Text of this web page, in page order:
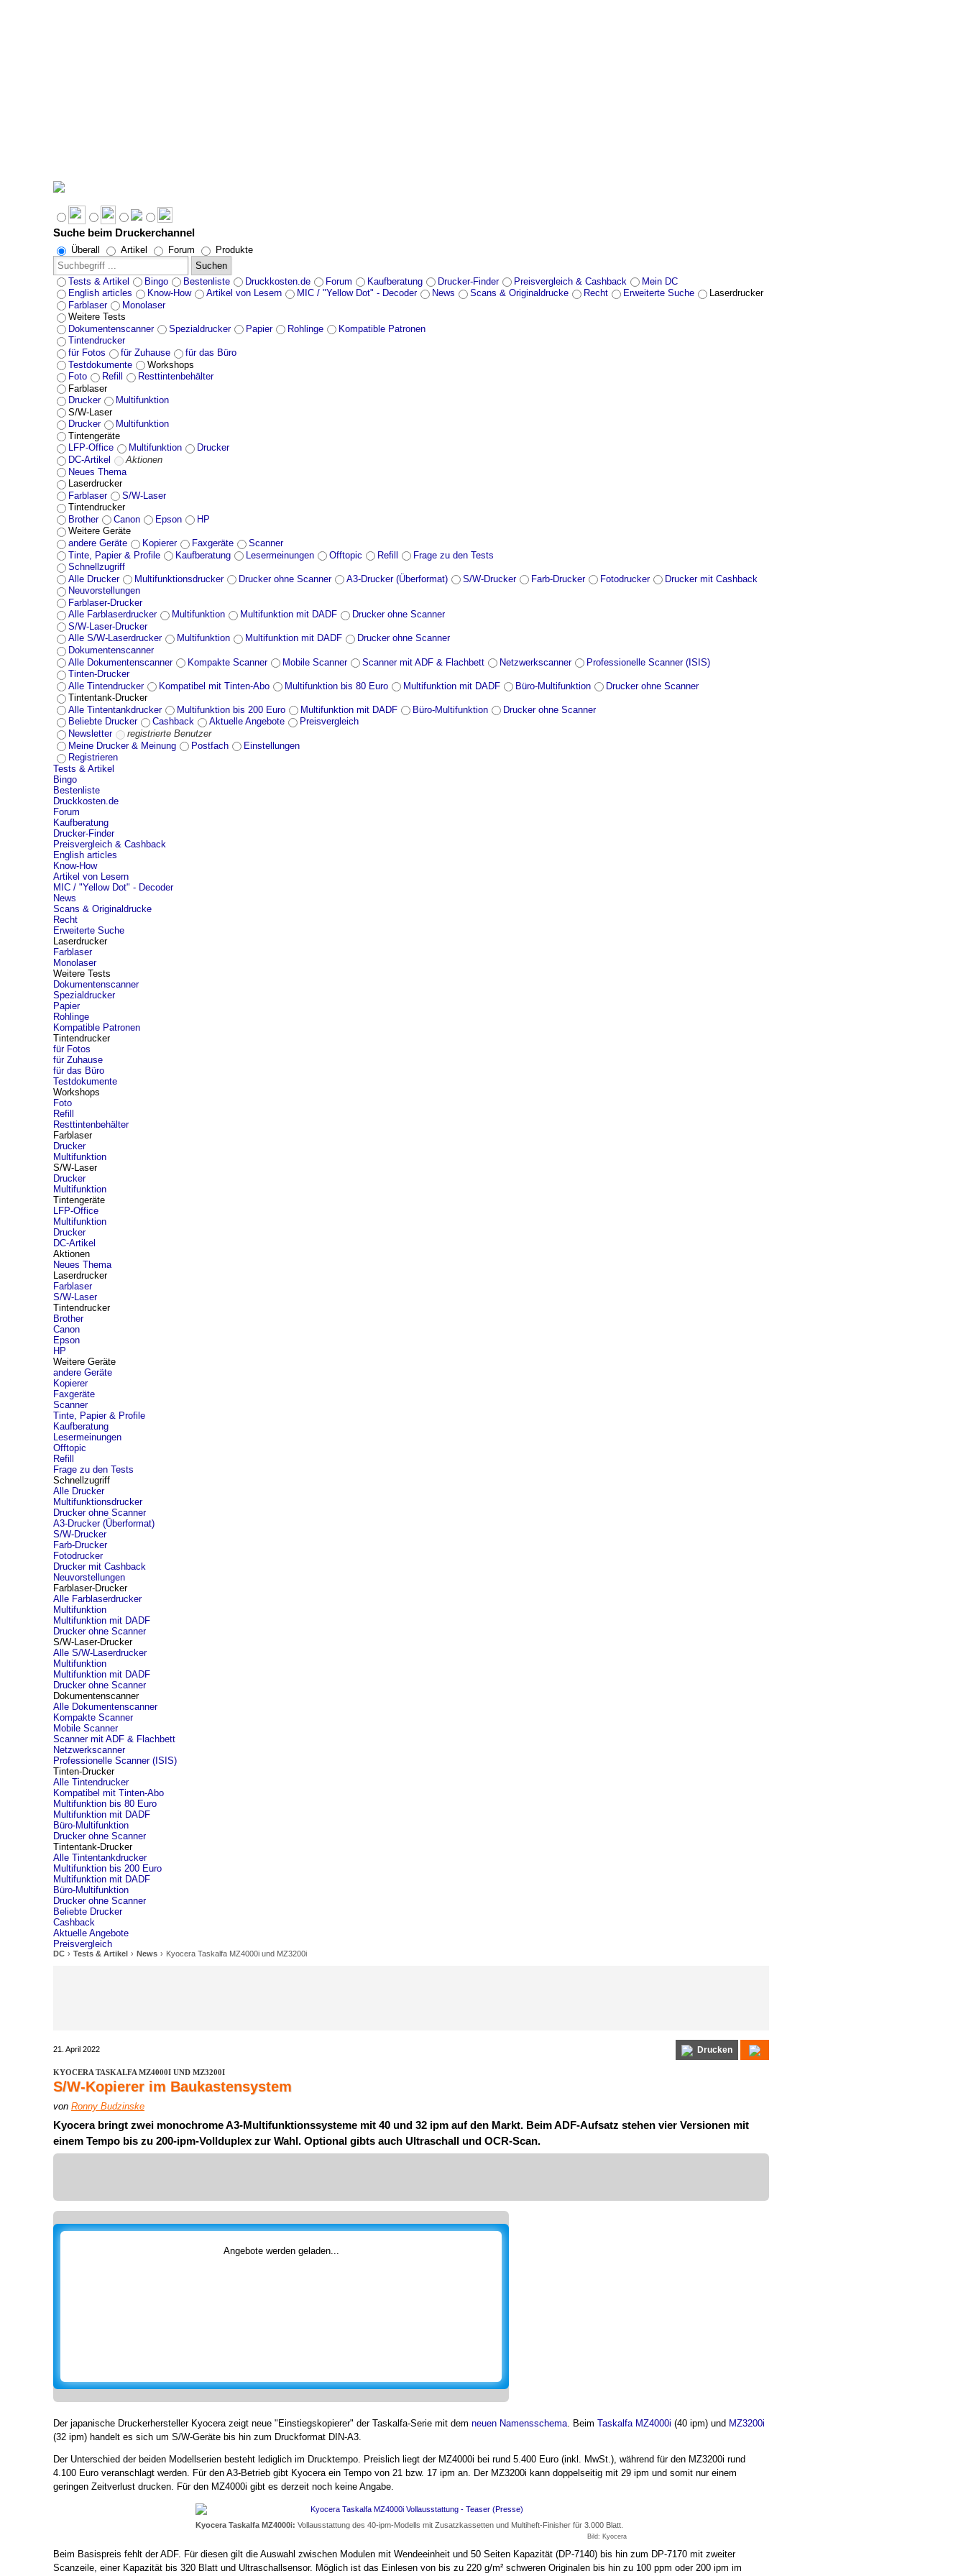
Suche beim Druckerchannel
Überall Artikel Forum
Produkte
Suchen
Tests & Artikel
Bingo Bestenliste Druckkosten.de Forum Kaufberatung Drucker-Finder Preisvergleich & Cashback
Mein DC
English articles
Know-How Artikel von Lesern MIC / "Yellow Dot" - Decoder News Scans & Originaldrucke Recht Erweiterte Suche
Laserdrucker
Farblaser
Monolaser
Weitere Tests
Dokumentenscanner
Spezialdrucker Papier Rohlinge
Kompatible Patronen
Tintendrucker
für Fotos
für Zuhause
für das Büro
Testdokumente
Workshops
Foto
Refill
Resttintenbehälter
Farblaser
Drucker
Multifunktion
S/W-Laser
Drucker
Multifunktion
Tintengeräte
LFP-Office
Multifunktion
Drucker
DC-Artikel
Aktionen
Neues Thema
Laserdrucker
Farblaser
S/W-Laser
Tintendrucker
Brother
Canon Epson
HP
Weitere Geräte
andere Geräte
Kopierer Faxgeräte
Scanner
Tinte, Papier & Profile
Kaufberatung Lesermeinungen Offtopic Refill
Frage zu den Tests
Schnellzugriff
Alle Drucker
Multifunktionsdrucker Drucker ohne Scanner A3-Drucker (Überformat) S/W-Drucker Farb-Drucker Fotodrucker
Drucker mit Cashback
Neuvorstellungen
Farblaser-Drucker
Alle Farblaserdrucker
Multifunktion Multifunktion mit DADF
Drucker ohne Scanner
S/W-Laser-Drucker
Alle S/W-Laserdrucker
Multifunktion Multifunktion mit DADF
Drucker ohne Scanner
Dokumentenscanner
Alle Dokumentenscanner
Kompakte Scanner Mobile Scanner Scanner mit ADF & Flachbett Netzwerkscanner
Professionelle Scanner (ISIS)
Tinten-Drucker
Alle Tintendrucker
Kompatibel mit Tinten-Abo Multifunktion bis 80 Euro Multifunktion mit DADF Büro-Multifunktion
Drucker ohne Scanner
Tintentank-Drucker
Alle Tintentankdrucker
Multifunktion bis 200 Euro Multifunktion mit DADF Büro-Multifunktion
Drucker ohne Scanner
Beliebte Drucker
Cashback Aktuelle Angebote
Preisvergleich
Newsletter
registrierte Benutzer
Meine Drucker & Meinung
Postfach
Einstellungen
Registrieren
Tests & Artikel
Bingo
Bestenliste
Druckkosten.de
Forum
Kaufberatung
Drucker-Finder
Preisvergleich & Cashback
English articles
Know-How
Artikel von Lesern
MIC / "Yellow Dot" - Decoder
News
Scans & Originaldrucke
Recht
Erweiterte Suche
Laserdrucker
Farblaser
Monolaser
Weitere Tests
Dokumentenscanner
Spezialdrucker
Papier
Rohlinge
Kompatible Patronen
Tintendrucker
für Fotos
für Zuhause
für das Büro
Testdokumente
Workshops
Foto
Refill
Resttintenbehälter
Farblaser
Drucker
Multifunktion
S/W-Laser
Drucker
Multifunktion
Tintengeräte
LFP-Office
Multifunktion
Drucker
DC-Artikel
Aktionen
Neues Thema
Laserdrucker
Farblaser
S/W-Laser
Tintendrucker
Brother
Canon
Epson
HP
Weitere Geräte
andere Geräte
Kopierer
Faxgeräte
Scanner
Tinte, Papier & Profile
Kaufberatung
Lesermeinungen
Offtopic
Refill
Frage zu den Tests
Schnellzugriff
Alle Drucker
Multifunktionsdrucker
Drucker ohne Scanner
A3-Drucker (Überformat)
S/W-Drucker
Farb-Drucker
Fotodrucker
Drucker mit Cashback
Neuvorstellungen
Farblaser-Drucker
Alle Farblaserdrucker
Multifunktion
Multifunktion mit DADF
Drucker ohne Scanner
S/W-Laser-Drucker
Alle S/W-Laserdrucker
Multifunktion
Multifunktion mit DADF
Drucker ohne Scanner
Dokumentenscanner
Alle Dokumentenscanner
Kompakte Scanner
Mobile Scanner
Scanner mit ADF & Flachbett
Netzwerkscanner
Professionelle Scanner (ISIS)
Tinten-Drucker
Alle Tintendrucker
Kompatibel mit Tinten-Abo
Multifunktion bis 80 Euro
Multifunktion mit DADF
Büro-Multifunktion
Drucker ohne Scanner
Tintentank-Drucker
Alle Tintentankdrucker
Multifunktion bis 200 Euro
Multifunktion mit DADF
Büro-Multifunktion
Drucker ohne Scanner
Beliebte Drucker
Cashback
Aktuelle Angebote
Preisvergleich
DC Tests & Artikel News Kyocera Taskalfa MZ4000i und MZ3200i
21. April 2022 Drucken
KYOCERA TASKALFA MZ4000I UND MZ3200I
S/W-Kopierer im Baukastensystem
von Ronny Budzinske
Kyocera bringt zwei monochrome A3-Multifunktionssysteme mit 40 und 32 ipm auf den Markt. Beim ADF-Aufsatz stehen vier Versionen mit
einem Tempo bis zu 200-ipm-Vollduplex zur Wahl. Optional gibts auch Ultraschall und OCR-Scan.
Angebote werden geladen...
Der japanische Druckerhersteller Kyocera zeigt neue "Einstiegskopierer" der Taskalfa-Serie mit dem neuen Namensschema . Beim Taskalfa MZ4000i (40 ipm) und MZ3200i
(32 ipm) handelt es sich um S/W-Geräte bis hin zum Druckformat DIN-A3.
Der Unterschied der beiden Modellserien besteht lediglich im Drucktempo. Preislich liegt der MZ4000i bei rund 5.400 Euro (inkl. MwSt.), während für den MZ3200i rund
4.100 Euro veranschlagt werden. Für den A3-Betrieb gibt Kyocera ein Tempo von 21 bzw. 17 ipm an. Der MZ3200i kann doppelseitig mit 29 ipm und somit nur einem
geringen Zeitverlust drucken. Für den MZ4000i gibt es derzeit noch keine Angabe.
Kyocera Taskalfa MZ4000i: Vollausstattung des 40-ipm-Modells mit Zusatzkassetten und Multiheft-Finisher für 3.000 Blatt.
Bild: Kyocera
Beim Basispreis fehlt der ADF. Für diesen gilt die Auswahl zwischen Modulen mit Wendeeinheit und 50 Seiten Kapazität (DP-7140) bis hin zum DP-7170 mit zweiter
Scanzeile, einer Kapazität bis 320 Blatt und Ultraschallsensor. Möglich ist das Einlesen von bis zu 220 g/m² schweren Originalen bis hin zu 100 ppm oder 200 ipm im